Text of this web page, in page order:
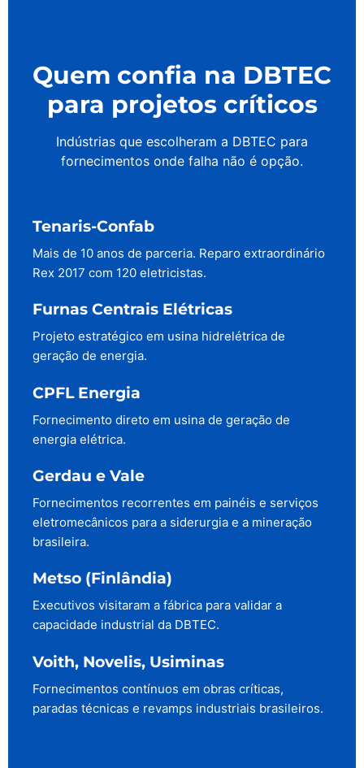
Quem confia na DBTEC
para projetos críticos
Indústrias que escolheram a DBTEC para
fornecimentos onde falha não é opção.
Tenaris-Confab
Mais de 10 anos de parceria. Reparo extraordinário
Rex 2017 com 120 eletricistas.
Furnas Centrais Elétricas
Projeto estratégico em usina hidrelétrica de
geração de energia.
CPFL Energia
Fornecimento direto em usina de geração de
energia elétrica.
Gerdau e Vale
Fornecimentos recorrentes em painéis e serviços
eletromecânicos para a siderurgia e a mineração
brasileira.
Metso (Finlândia)
Executivos visitaram a fábrica para validar a
capacidade industrial da DBTEC.
Voith, Novelis, Usiminas
Fornecimentos contínuos em obras críticas,
paradas técnicas e revamps industriais brasileiros.